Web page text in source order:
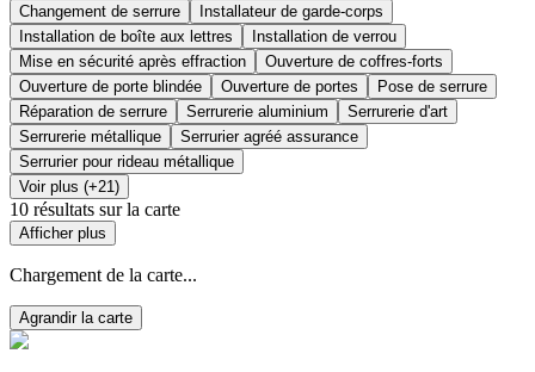
Changement de serrure
Installateur de garde-corps
Installation de boîte aux lettres
Installation de verrou
Mise en sécurité après effraction
Ouverture de coffres-forts
Ouverture de porte blindée
Ouverture de portes
Pose de serrure
Réparation de serrure
Serrurerie aluminium
Serrurerie d'art
Serrurerie métallique
Serrurier agréé assurance
Serrurier pour rideau métallique
Voir plus (+21)
10 résultats sur la carte
Afficher plus
Chargement de la carte...
Agrandir la carte